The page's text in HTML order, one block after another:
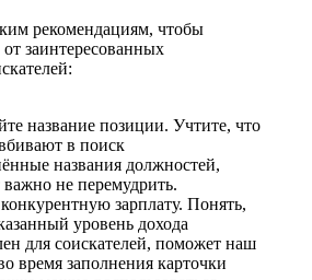
рекомендациям, чтобы
заинтересованных
название позиции. Учтите, что
в поиск
названия должностей,
важно не перемудрить.
зарплату. Понять,
уровень дохода
для соискателей, поможет наш
время заполнения карточки